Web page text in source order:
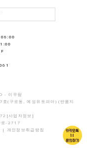
- 이우람
(구로동, 예성유토피아) (반품지
[사업자정보]
로-2717
| 개인정보취급방침